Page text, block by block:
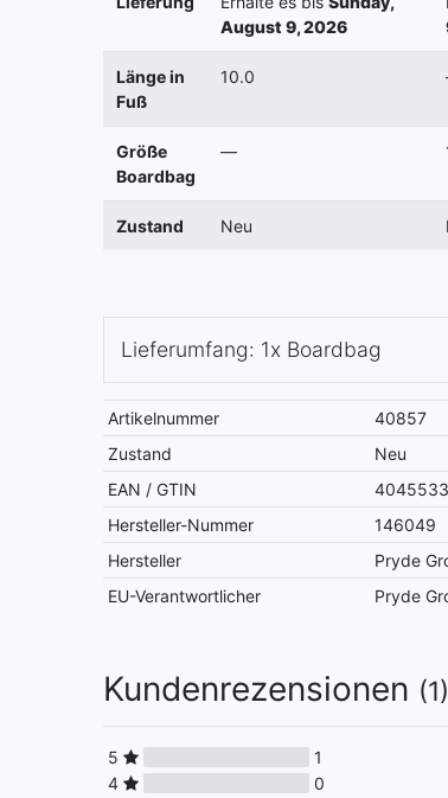
August 9, 2026
Länge in
Fuß
10.0
Größe
Boardbag
—
Zustand Neu
Lieferumfang: 1x Boardbag
Artikelnummer
40857
Zustand
Neu
EAN / GTIN
Hersteller-Nummer
146049
Hersteller
Pryde
EU-Verantwortlicher
Pryde
Kundenrezensionen (1)
5
1
4
0